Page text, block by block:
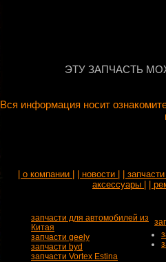
ЭТУ ЗАПЧАСТЬ
Вся информация носит
| о компании | | новости |
|
аксессуары |
|
запчасти для автомобилей из
Китая
запчасти geely
запчасти byd
запчасти Vortex Estina